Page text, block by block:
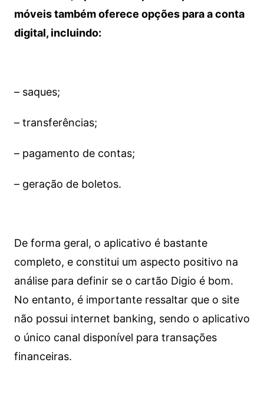
móveis também oferece opções para a conta
digital, incluindo:
– saques;
– transferências;
– pagamento de contas;
– geração de boletos.
De forma geral, o aplicativo é bastante
completo, e constitui um aspecto positivo na
análise para definir se o cartão Digio é bom.
No entanto, é importante ressaltar que o site
não possui internet banking, sendo o aplicativo
o único canal disponível para transações
financeiras.